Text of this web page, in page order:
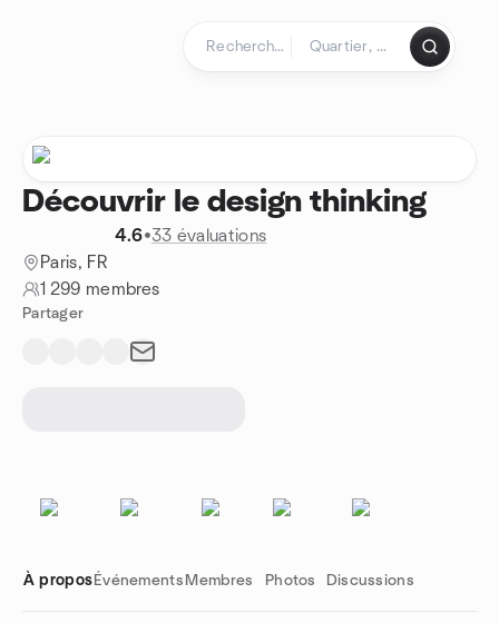
Découvrir le design thinking
4.6•33 évaluations
Paris, FR
1 299 membres
Partager
À propos Événements Membres Photos Discussions